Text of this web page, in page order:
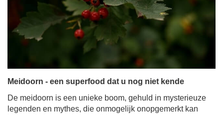
Meidoorn - een superfood dat u nog niet kende
De meidoorn is een unieke boom, gehuld in mysterieuze
legenden en mythes, die onmogelijk onopgemerkt kan